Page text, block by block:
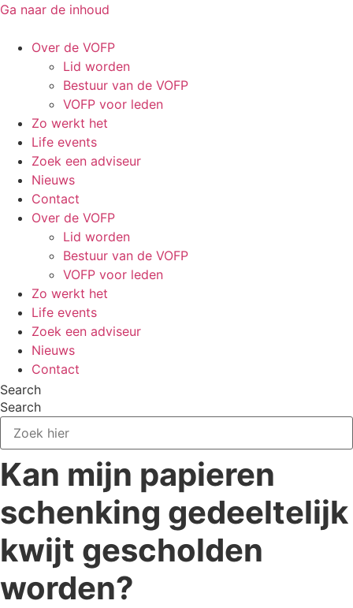
Ga naar de inhoud
Over de VOFP
Lid worden
Bestuur van de VOFP
VOFP voor leden
Zo werkt het
Life events
Zoek een adviseur
Nieuws
Contact
Over de VOFP
Lid worden
Bestuur van de VOFP
VOFP voor leden
Zo werkt het
Life events
Zoek een adviseur
Nieuws
Contact
Search
Search
Kan mijn papieren
schenking gedeeltelijk
kwijt gescholden
worden?